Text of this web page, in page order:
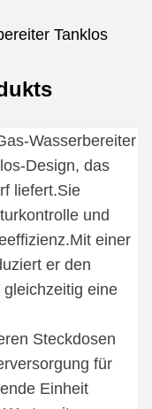
Tanklos
Wasserbereiter
Design, das
liefert.Sie
und
einer
er den
eine
Steckdosen
für
Einheit